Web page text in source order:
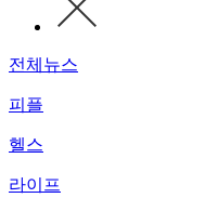
전체뉴스
피플
헬스
라이프